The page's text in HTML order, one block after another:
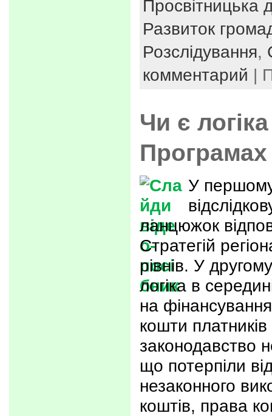
Просвітницька
Развиток
Розслідування,
комментарий |
Чи є
Програмах
У
ланцюжок
Стратегій
рівнів. У
логіка в
на
кошти
законодавство
що потерпіли
незаконного
коштів, права